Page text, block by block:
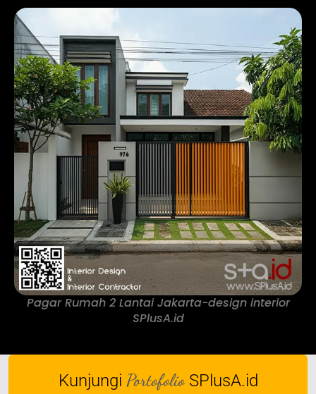
Pagar Rumah 2 Lantai Jakarta-design interior
SPlusA.id
Kunjungi Portofolio SPlusA.id